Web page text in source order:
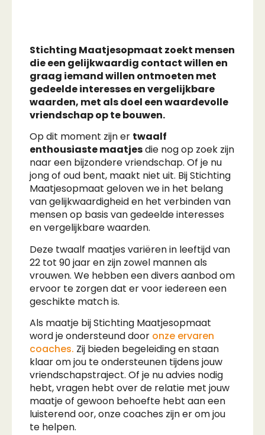
Stichting Maatjesopmaat zoekt mensen
die een gelijkwaardig contact willen en
graag iemand willen ontmoeten met
gedeelde interesses en vergelijkbare
waarden, met als doel een waardevolle
vriendschap op te bouwen.
Op dit moment zijn er twaalf
enthousiaste maatjesdie nog op zoek zijn
naar een bijzondere vriendschap. Of je nu
jong of oud bent, maakt niet uit. Bij Stichting
Maatjesopmaat geloven we in het belang
van gelijkwaardigheid en het verbinden van
mensen op basis van gedeelde interesses
en vergelijkbare waarden.
Deze twaalf maatjes variëren in leeftijd van
22 tot 90 jaar en zijn zowel mannen als
vrouwen. We hebben een divers aanbod om
ervoor te zorgen dat er voor iedereen een
geschikte match is.
Als maatje bij Stichting Maatjesopmaat
word je ondersteund door onze ervaren
coaches. Zij bieden begeleiding en staan
klaar om jou te ondersteunen tijdens jouw
vriendschapstraject. Of je nu advies nodig
hebt, vragen hebt over de relatie met jouw
maatje of gewoon behoefte hebt aan een
luisterend oor, onze coaches zijn er om jou
te helpen.